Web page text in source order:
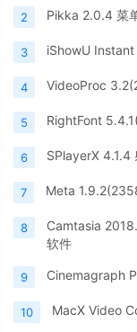
2 Pikka 2.0.4 菜
3 iShowU Instant
4 VideoProc
5 RightFont
6 SPlayerX 4.1.4
7 Meta
8
Camtasia
软件
9 Cinemagraph
10 MacX Video